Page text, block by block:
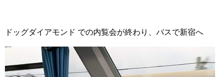
ドッグダイアモンド での内覧会が終わり、バスで新宿へ